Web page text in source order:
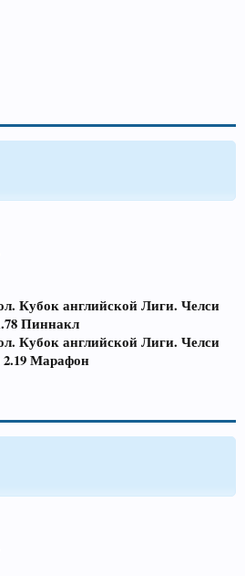
Кубок английской Лиги. Челси
Пиннакл
Кубок английской Лиги. Челси
Марафон